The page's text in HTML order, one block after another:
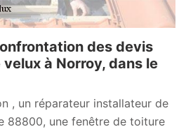
des devis
à Norroy, dans le
, un réparateur installateur de
88800, une fenêtre de toiture